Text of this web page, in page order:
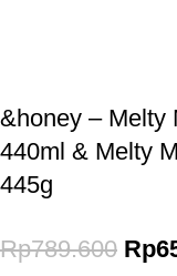
&honey – Melty
440ml & Melty
445g
Rp789.600 Rp